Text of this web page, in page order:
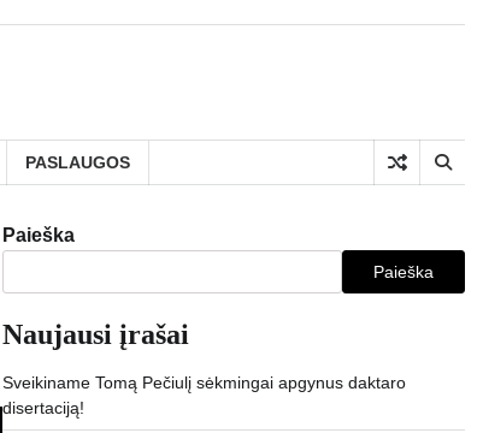
PASLAUGOS
Paieška
Paieška
Naujausi įrašai
Sveikiname Tomą Pečiulį sėkmingai apgynus daktaro
disertaciją!